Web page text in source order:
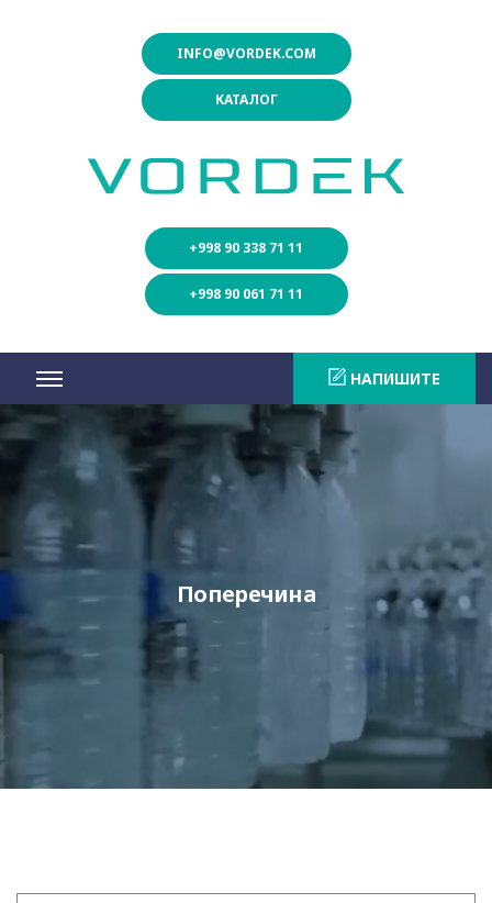
INFO@VORDEK.COM
КАТАЛОГ
+998 90 338 71 11
+998 90 061 71 11
НАПИШИТЕ
Поперечина